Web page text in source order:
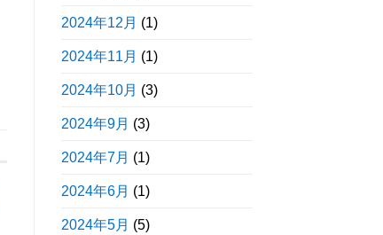
2024年12月 (1)
2024年11月 (1)
2024年10月 (3)
2024年9月 (3)
2024年7月 (1)
2024年6月 (1)
2024年5月 (5)